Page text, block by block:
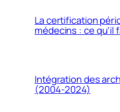
La certification
médecins : ce qu’il
Intégration des
(2004-2024)